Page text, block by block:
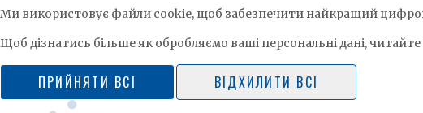
Ми використовує файли cookie, щоб забезпечити найкращий
Щоб дізнатись більше як обробляємо ваші персональні дані,
ПРИЙНЯТИ ВСІ ВІДХИЛИТИ ВСІ